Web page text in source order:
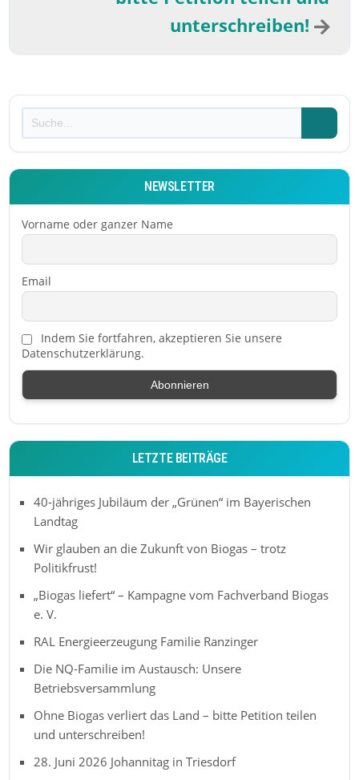
unterschreiben!
NEWSLETTER
Vorname oder ganzer Name
Email
Indem Sie fortfahren, akzeptieren Sie unsere
Datenschutzerklärung.
LETZTE BEITRÄGE
40-jähriges Jubiläum der „Grünen“ im Bayerischen
Landtag
Wir glauben an die Zukunft von Biogas – trotz
Politikfrust!
„Biogas liefert“ – Kampagne vom Fachverband Biogas
e. V.
RAL Energieerzeugung Familie Ranzinger
Die NQ-Familie im Austausch: Unsere
Betriebsversammlung
Ohne Biogas verliert das Land – bitte Petition teilen
und unterschreiben!
28. Juni 2026 Johannitag in Triesdorf